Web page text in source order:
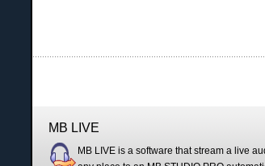
MB LIVE
MB LIVE is a software that stream a live